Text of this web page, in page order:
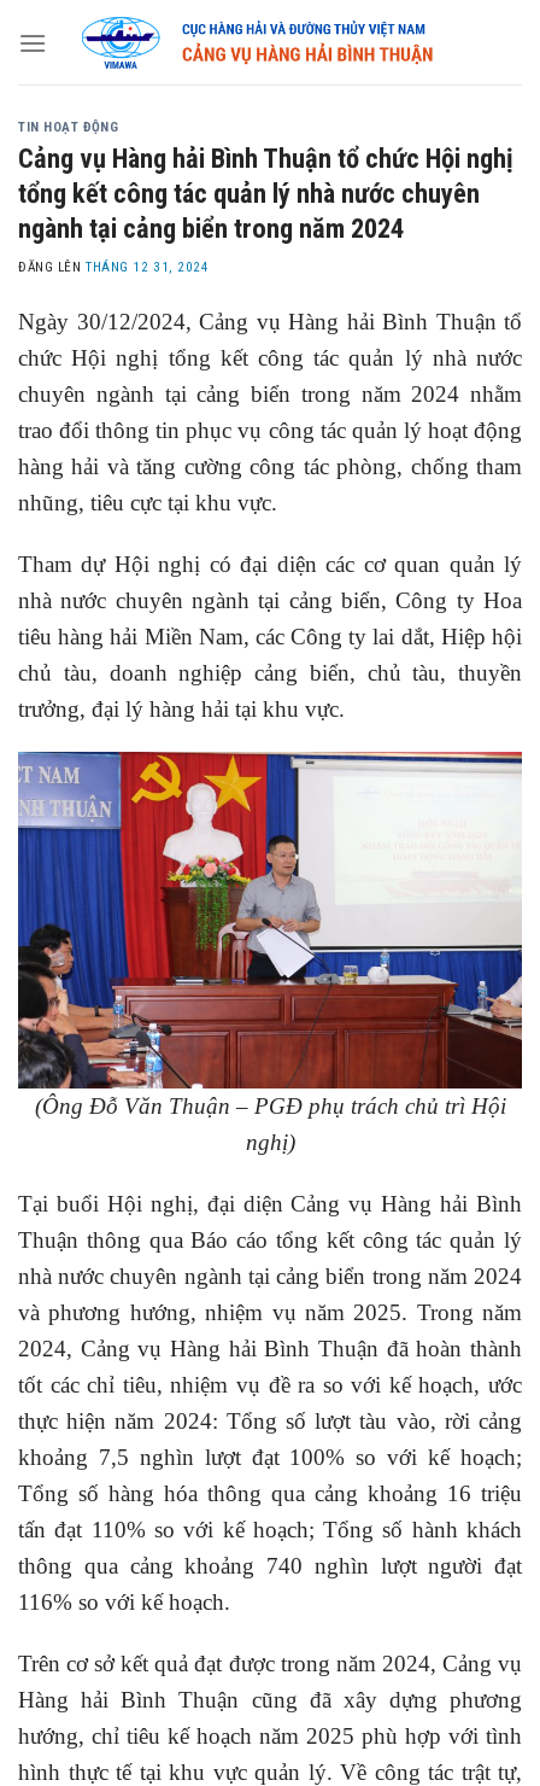
TIN HOẠT ĐỘNG
Cảng vụ Hàng hải Bình Thuận tổ chức Hội nghị
tổng kết công tác quản lý nhà nước chuyên
ngành tại cảng biển trong năm 2024
ĐĂNG LÊNTHÁNG 12 31, 2024
Ngày 30/12/2024, Cảng vụ Hàng hải Bình Thuận tổ
chức Hội nghị tổng kết công tác quản lý nhà nước
chuyên ngành tại cảng biển trong năm 2024 nhằm
trao đổi thông tin phục vụ công tác quản lý hoạt động
hàng hải và tăng cường công tác phòng, chống tham
nhũng, tiêu cực tại khu vực.
Tham dự Hội nghị có đại diện các cơ quan quản lý
nhà nước chuyên ngành tại cảng biển, Công ty Hoa
tiêu hàng hải Miền Nam, các Công ty lai dắt, Hiệp hội
chủ tàu, doanh nghiệp cảng biển, chủ tàu, thuyền
trưởng, đại lý hàng hải tại khu vực.
(Ông Đỗ Văn Thuận – PGĐ phụ trách chủ trì Hội
nghị)
Tại buổi Hội nghị, đại diện Cảng vụ Hàng hải Bình
Thuận thông qua Báo cáo tổng kết công tác quản lý
nhà nước chuyên ngành tại cảng biển trong năm 2024
và phương hướng, nhiệm vụ năm 2025. Trong năm
2024, Cảng vụ Hàng hải Bình Thuận đã hoàn thành
tốt các chỉ tiêu, nhiệm vụ đề ra so với kế hoạch, ước
thực hiện năm 2024: Tổng số lượt tàu vào, rời cảng
khoảng 7,5 nghìn lượt đạt 100% so với kế hoạch;
Tổng số hàng hóa thông qua cảng khoảng 16 triệu
tấn đạt 110% so với kế hoạch; Tổng số hành khách
thông qua cảng khoảng 740 nghìn lượt người đạt
116% so với kế hoạch.
Trên cơ sở kết quả đạt được trong năm 2024, Cảng vụ
Hàng hải Bình Thuận cũng đã xây dựng phương
hướng, chỉ tiêu kế hoạch năm 2025 phù hợp với tình
hình thực tế tại khu vực quản lý. Về công tác trật tự,